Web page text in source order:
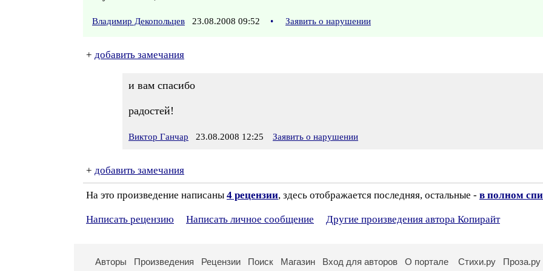
Владимир Декопольцев 23.08.2008 09:52 • Заявить о нарушении
+ добавить замечания
и вам спасибо
радостей!
Виктор Ганчар 23.08.2008 12:25 Заявить о нарушении
+ добавить замечания
На это произведение написаны 4 рецензии, здесь отображается последняя, остальные - в полном
Написать рецензию Написать личное сообщение Другие произведения автора Копирайт
Авторы Произведения Рецензии Поиск Магазин Вход для авторов О портале Стихи.ру Проза.ру